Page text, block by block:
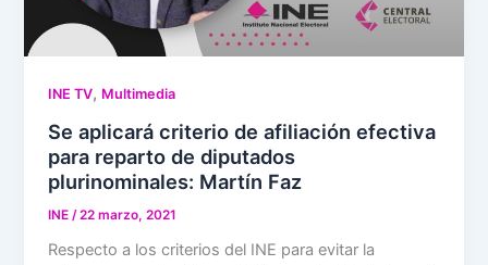
INE TV, Multimedia
Se aplicará criterio de afiliación efectiva
para reparto de diputados
plurinominales: Martín Faz
INE /22 marzo, 2021
Respecto a los criterios del INE para evitar la